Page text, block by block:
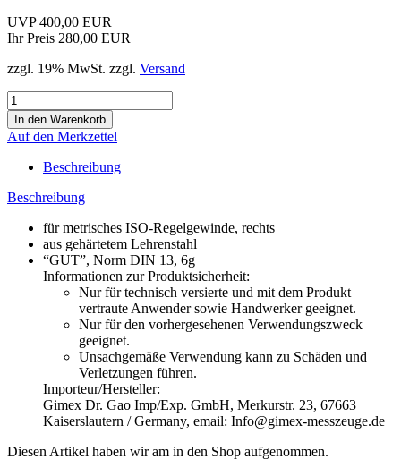
UVP 400,00 EUR
Ihr Preis 280,00 EUR
zzgl. 19% MwSt. zzgl. Versand
Auf den Merkzettel
Beschreibung
Beschreibung
für metrisches ISO-Regelgewinde, rechts
aus gehärtetem Lehrenstahl
“GUT”, Norm DIN 13, 6g
Informationen zur Produktsicherheit:
Nur für technisch versierte und mit dem Produkt
vertraute Anwender sowie Handwerker geeignet.
Nur für den vorhergesehenen Verwendungszweck
geeignet.
Unsachgemäße Verwendung kann zu Schäden und
Verletzungen führen.
Importeur/Hersteller:
Gimex Dr. Gao Imp/Exp. GmbH, Merkurstr. 23, 67663
Kaiserslautern / Germany, email: Info@gimex-messzeuge.de
Diesen Artikel haben wir am in den Shop aufgenommen.